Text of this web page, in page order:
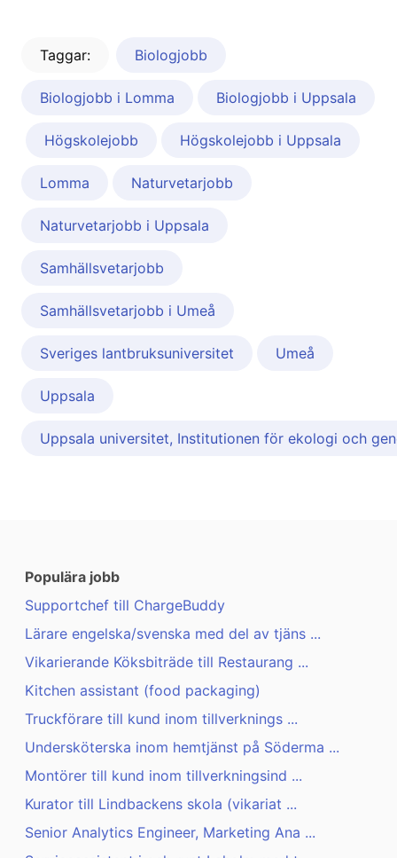
Taggar: Biologjobb
Biologjobb i Lomma Biologjobb i Uppsala
Högskolejobb Högskolejobb i Uppsala
Lomma Naturvetarjobb
Naturvetarjobb i Uppsala
Samhällsvetarjobb
Samhällsvetarjobb i Umeå
Sveriges lantbruksuniversitet Umeå
Uppsala
Uppsala universitet, Institutionen för ekologi och
Populära jobb
Supportchef till ChargeBuddy
Lärare engelska/svenska med del av tjäns ...
Vikarierande Köksbiträde till Restaurang ...
Kitchen assistant (food packaging)
Truckförare till kund inom tillverknings ...
Undersköterska inom hemtjänst på Söderma ...
Montörer till kund inom tillverkningsind ...
Kurator till Lindbackens skola (vikariat ...
Senior Analytics Engineer, Marketing Ana ...